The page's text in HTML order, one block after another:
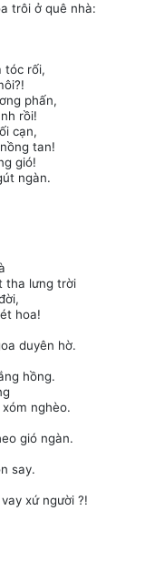
trôi ở quê nhà:
tóc rối,
phấn,
rồi!
cạn,
tan!
gió!
ngàn.
tha lưng trời
hoa!
duyên hờ.
hồng.
nghèo.
gió ngàn.
say.
xứ người ?!